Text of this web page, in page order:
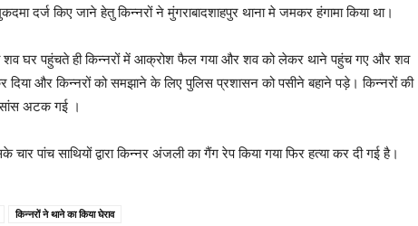
दर्ज किए जाने हेतु किन्नरों ने मुंगराबादशाहपुर थाना मे जमकर हंगामा किया था।
शव घर पहुंचते ही किन्नरों में आक्रोश फैल गया और शव को लेकर थाने पहुंच गए और शव
और किन्नरों को समझाने के लिए पुलिस प्रशासन को पसीने बहाने पड़े। किन्नरों की
सांस अटक गई ।
पांच साथियों द्वारा किन्नर अंजली का गैंग रेप किया गया फिर हत्या कर दी गई है।
किन्नरों ने थाने का किया घेराव